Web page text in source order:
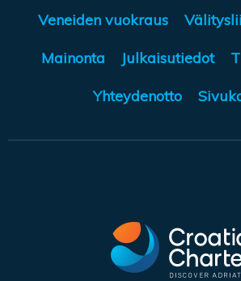
Veneiden vuokraus
Mainonta Julkaisutiedot
Yhteydenotto